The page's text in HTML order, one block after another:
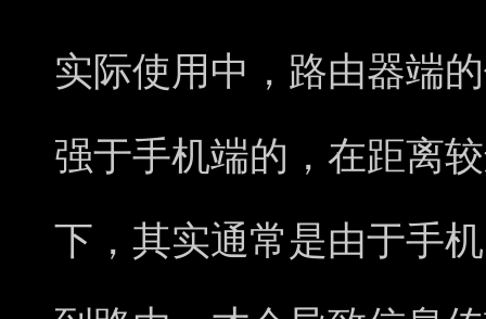
实际使用中，路由器端
强于手机端的，在距离
下，其实通常是由于手